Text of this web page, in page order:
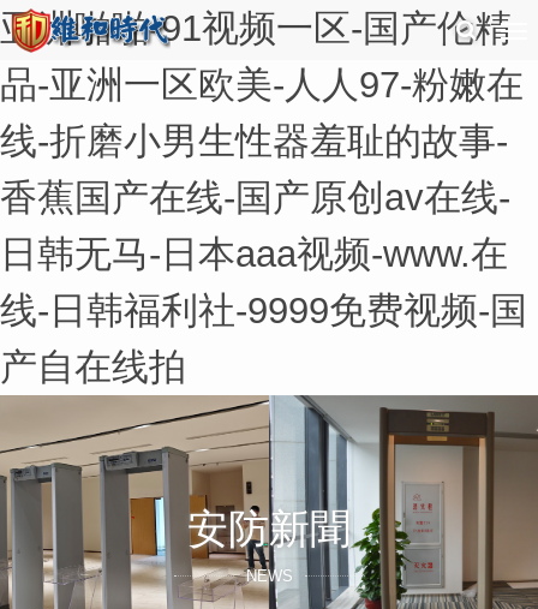
亚洲啪啪-91视频一区-国产伦精
品-亚洲一区欧美-人人97-粉嫩在
线-折磨小男生性器羞耻的故事-
香蕉国产在线-国产原创av在线-
日韩无马-日本aaa视频-www.在
线-日韩福利社-9999免费视频-国
产自在线拍
安防新聞
NEWS